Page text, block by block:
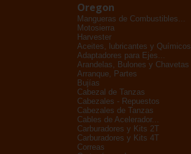
Oregon
Mangueras de Combustibles...
Motosierra
Harvester
Aceites, lubricantes y Químicos
Adaptadores para Ejes...
Arandelas, Bulones y Chavetas
Arranque, Partes
Bujías
Cabezal de Tanzas
Cabezales - Repuestos
Cabezales de Tanzas
Cables de Acelerador...
Carburadores y Kits 2T
Carburadores y Kits 4T
Correas